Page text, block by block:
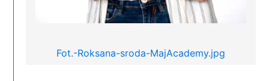
Fot.-Roksana-sroda-MajAcademy.jpg